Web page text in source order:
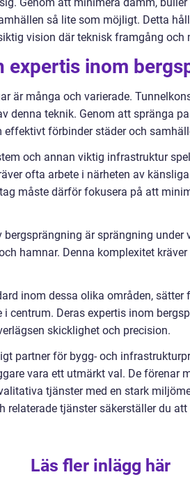
Genom att minimera damm,
så lite som möjligt. Detta
vision där teknisk framgång
expertis inom
är många och varierade.
denna teknik. Genom att spränga
förbinder städer och
och annan viktig infrastruktur
ofta arbete i närheten av
måste därför fokusera på att
är sprängning under
hamnar. Denna komplexitet
inom dessa olika områden, sätter
centrum. Deras expertis inom
skicklighet och precision.
partner för bygg- och
vara ett utmärkt val. De förenar
tjänster med en stark
relaterade tjänster säkerställer du
Läs fler inlägg här